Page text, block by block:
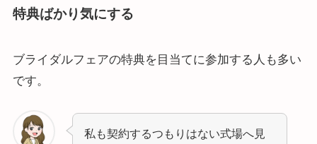
特典ばかり気にする
ブライダルフェアの特典を目当てに参加する人も多い
です。
私も契約するつもりはない式場へ見